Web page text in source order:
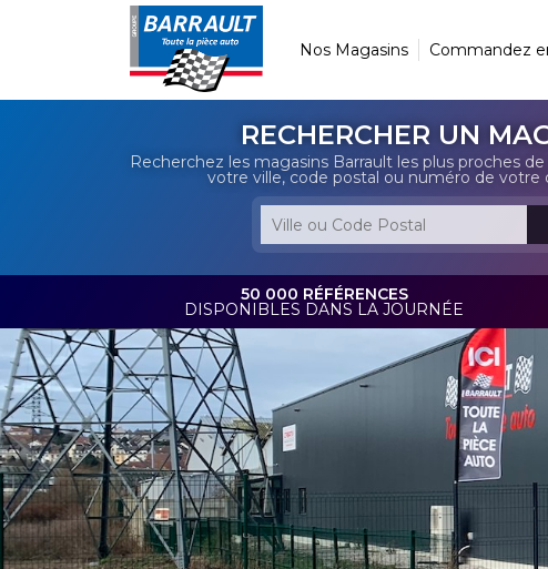
Nos Magasins Commandez
RECHERCHER UN
Recherchez les magasins Barrault les plus proches
votre ville, code postal ou numéro de votre
50 000 RÉFÉRENCES
DISPONIBLES DANS LA JOURNÉE